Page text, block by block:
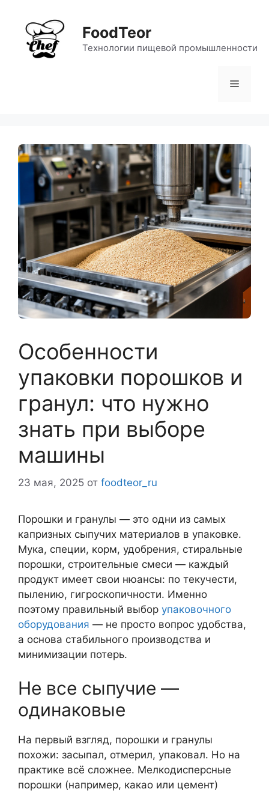
содержимому
FoodTeor
Технологии пищевой промышленности
Меню
Особенности
упаковки порошков и
гранул: что нужно
знать при выборе
машины
23 мая, 2025 от foodteor_ru
Порошки и гранулы — это одни из самых
капризных сыпучих материалов в упаковке.
Мука, специи, корм, удобрения, стиральные
порошки, строительные смеси — каждый
продукт имеет свои нюансы: по текучести,
пылению, гигроскопичности. Именно
поэтому правильный выбор упаковочного
оборудования — не просто вопрос удобства,
а основа стабильного производства и
минимизации потерь.
Не все сыпучие —
одинаковые
На первый взгляд, порошки и гранулы
похожи: засыпал, отмерил, упаковал. Но на
практике всё сложнее. Мелкодисперсные
порошки (например, какао или цемент)